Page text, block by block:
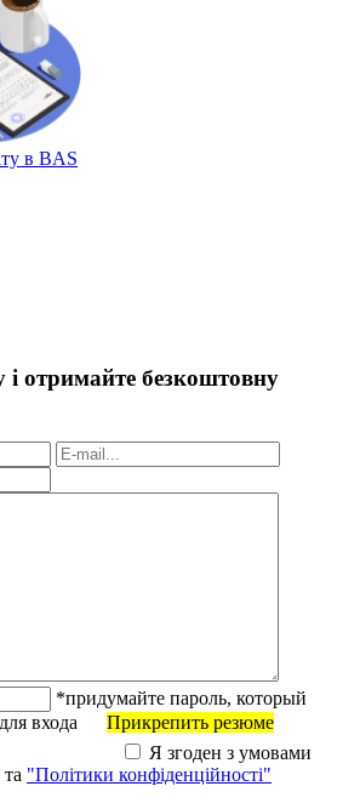
в BAS
і отримайте безкоштовну
*придумайте пароль, который
входа
Прикрепить резюме
Я згоден з умовами
та "Політики конфіденційності"